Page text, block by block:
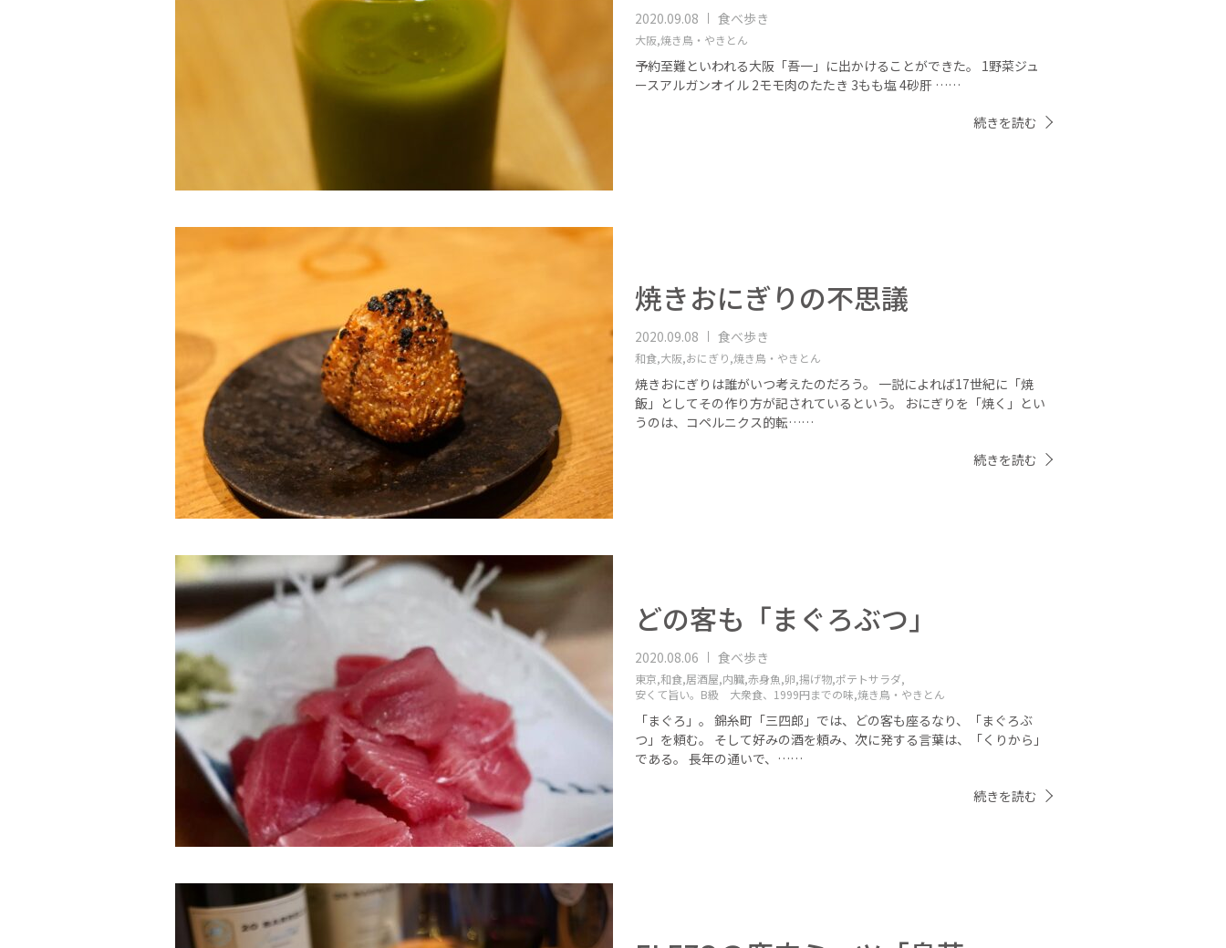
2020.09.08 食べ歩き
大阪,焼き鳥・やきとん
予約至難といわれる大阪「吾一」に出かけることができた。 1野菜ジュ
ースアルガンオイル 2モモ肉のたたき 3もも塩 4砂肝 ……
続きを読む
焼きおにぎりの不思議
2020.09.08 食べ歩き
和食,大阪,おにぎり,焼き鳥・やきとん
焼きおにぎりは誰がいつ考えたのだろう。 一説によれば17世紀に「焼
飯」としてその作り方が記されているという。 おにぎりを「焼く」とい
うのは、コペルニクス的転……
続きを読む
どの客も「まぐろぶつ」
2020.08.06 食べ歩き
東京,和食,居酒屋,内臓,赤身魚,卵,揚げ物,ポテトサラダ,
安くて旨い。B級 大衆食、1999円までの味,焼き鳥・やきとん
「まぐろ」。 錦糸町「三四郎」では、どの客も座るなり、「まぐろぶ
つ」を頼む。 そして好みの酒を頼み、次に発する言葉は、「くりから」
である。 長年の通いで、……
続きを読む